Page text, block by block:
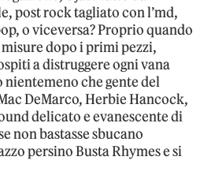
post rock tagliato con l’md,
o viceversa? Proprio quando
dopo i primi pezzi,
a distruggere ogni vana
che gente del
DeMarco, Herbie Hancock,
delicato e evanescente di
non bastasse sbucano
persino Busta Rhymes e si